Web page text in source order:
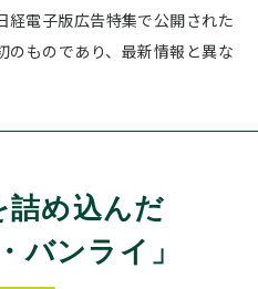
電子版広告特集で公開された
のものであり、最新情報と異な
詰め込んだ
バンライ」